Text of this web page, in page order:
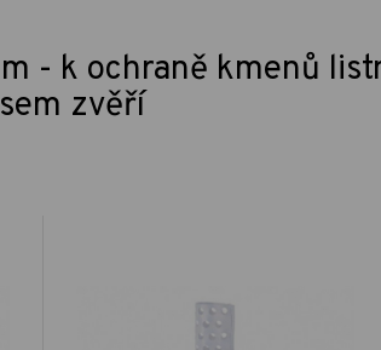
- k ochraně kmenů
zvěří